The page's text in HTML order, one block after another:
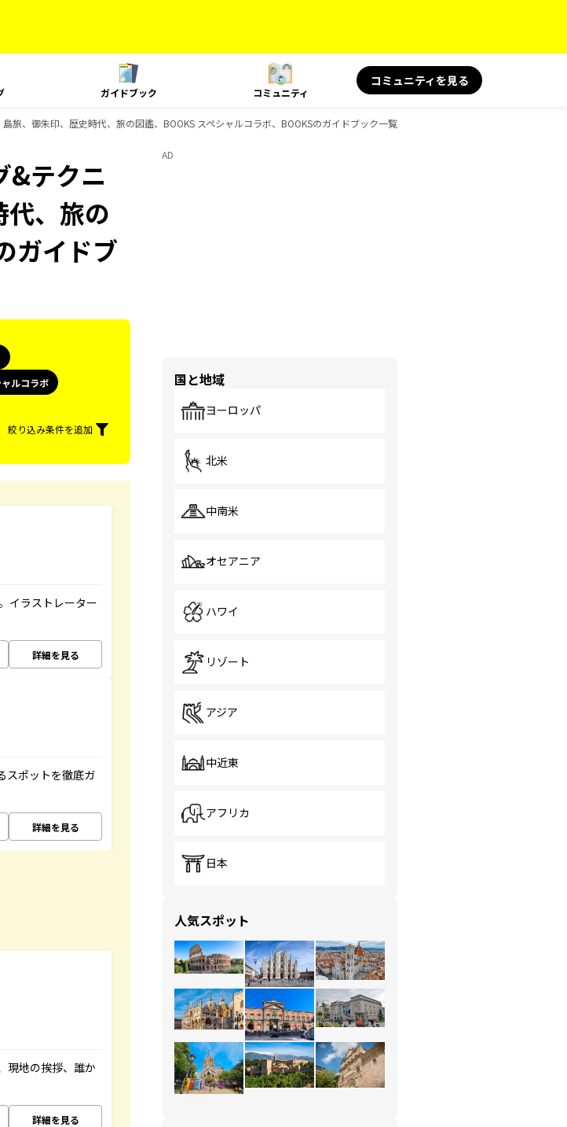
ガイドブック コミュニティ
コミュニティを見る
、御朱印、歴史時代、旅の図鑑、BOOKS スペシャルコラボ、BOOKSのガイドブック一覧
&テクニ
、旅の
ガイドブ
ルコラボ
絞り込み条件を追加
イラストレーター
詳細を見る
スポットを徹底ガ
詳細を見る
現地の挨拶、誰か
詳細を見る
AD
国と地域
ヨーロッパ
北米
中南米
オセアニア
ハワイ
リゾート
アジア
中近東
アフリカ
日本
人気スポット